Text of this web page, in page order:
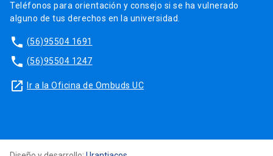
Teléfonos para orientación y consejo si se ha vulnerado
alguno de tus derechos en la universidad.
phone (56)95504 1691
phone (56)95504 1247
launch Ir a la Oficina de Ombuds UC